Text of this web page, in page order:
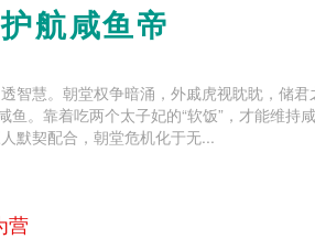
航咸鱼帝
智慧。朝堂权争暗涌，外戚虎视眈眈，储
鱼。靠着吃两个太子妃的“软饭”，才能维
默契配合，朝堂危机化于无...
营